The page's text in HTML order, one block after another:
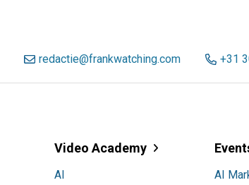
redactie@frankwatching.com +31
Video Academy
AI
AI